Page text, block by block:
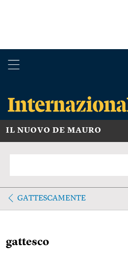
IL NUOVO DE MAURO
GATTESCAMENTE
gattesco